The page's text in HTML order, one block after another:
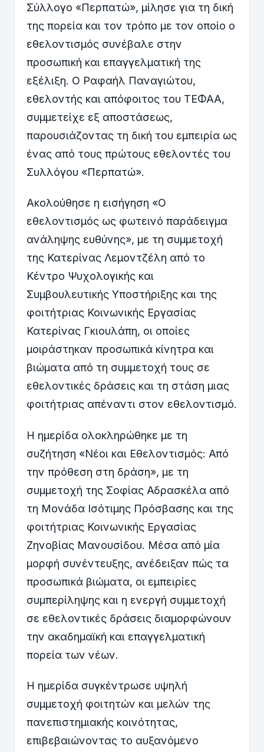
Σύλλογο «Περπατώ», μίλησε για τη δική
της πορεία και τον τρόπο με τον οποίο ο
εθελοντισμός συνέβαλε στην
προσωπική και επαγγελματική της
εξέλιξη. Ο Ραφαήλ Παναγιώτου,
εθελοντής και απόφοιτος του ΤΕΦΑΑ,
συμμετείχε εξ αποστάσεως,
παρουσιάζοντας τη δική του εμπειρία ως
ένας από τους πρώτους εθελοντές του
Συλλόγου «Περπατώ».
Ακολούθησε η εισήγηση «Ο
εθελοντισμός ως φωτεινό παράδειγμα
ανάληψης ευθύνης», με τη συμμετοχή
της Κατερίνας Λεμοντζέλη από το
Κέντρο Ψυχολογικής και
Συμβουλευτικής Υποστήριξης και της
φοιτήτριας Κοινωνικής Εργασίας
Κατερίνας Γκιουλάπη, οι οποίες
μοιράστηκαν προσωπικά κίνητρα και
βιώματα από τη συμμετοχή τους σε
εθελοντικές δράσεις και τη στάση μιας
φοιτήτριας απέναντι στον εθελοντισμό.
Η ημερίδα ολοκληρώθηκε με τη
συζήτηση «Νέοι και Εθελοντισμός: Από
την πρόθεση στη δράση», με τη
συμμετοχή της Σοφίας Αδρασκέλα από
τη Μονάδα Ισότιμης Πρόσβασης και της
φοιτήτριας Κοινωνικής Εργασίας
Ζηνοβίας Μανουσίδου. Μέσα από μία
μορφή συνέντευξης, ανέδειξαν πώς τα
προσωπικά βιώματα, οι εμπειρίες
συμπερίληψης και η ενεργή συμμετοχή
σε εθελοντικές δράσεις διαμορφώνουν
την ακαδημαϊκή και επαγγελματική
πορεία των νέων.
Η ημερίδα συγκέντρωσε υψηλή
συμμετοχή φοιτητών και μελών της
πανεπιστημιακής κοινότητας,
επιβεβαιώνοντας το αυξανόμενο